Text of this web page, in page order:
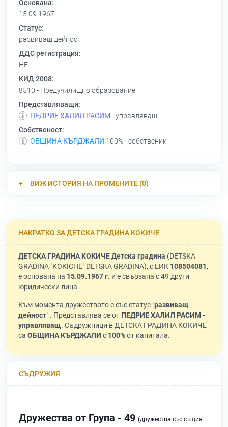
Основана:
15.09.1967
Статус:
развиващ дейност
ДДС регистрация:
НЕ
КИД 2008:
8510 - Предучилищно образование
Представляващи:
ПЕДРИЕ ХАЛИЛ РАСИМ - управляващ
Собственост:
ОБЩИНА КЪРДЖАЛИ 100% - собственик
ВИЖ ИСТОРИЯ НА ПРОМЕНИТЕ (0)
НАКРАТКО ЗА ДЕТСКА ГРАДИНА КОКИЧЕ
ДЕТСКА ГРАДИНА КОКИЧЕ Детска градина (DETSKA
GRADINA "KOKICHE" DETSKA GRADINA), с ЕИК 108504081,
е основана на 15.09.1967 г. и е свързана с 49 други
юридически лица.
Към момента дружеството е със статус "развиващ
дейност" . Представлява се от ПЕДРИЕ ХАЛИЛ РАСИМ -
управляващ. Съдружници в ДЕТСКА ГРАДИНА КОКИЧЕ
са ОБЩИНА КЪРДЖАЛИ с 100%от капитала.
СЪДРУЖИЯ
Дружества от Група - 49 (дружества със същия